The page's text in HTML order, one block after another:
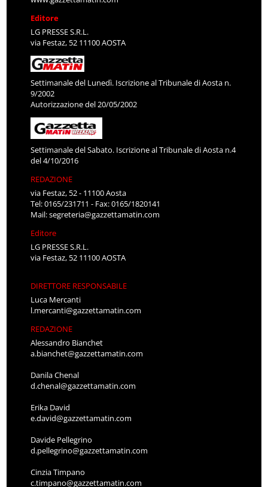
Editore
LG PRESSE S.R.L.
via Festaz, 52 11100 AOSTA
Settimanale del Lunedì. Iscrizione al Tribunale di Aosta n.
9/2002
Autorizzazione del 20/05/2002
Settimanale del Sabato. Iscrizione al Tribunale di Aosta n.4
del 4/10/2016
REDAZIONE
via Festaz, 52 - 11100 Aosta
Tel: 0165/231711 - Fax: 0165/1820141
Mail:segreteria@gazzettamatin.com
Editore
LG PRESSE S.R.L.
via Festaz, 52 11100 AOSTA
DIRETTORE RESPONSABILE
Luca Mercanti
l.mercanti@gazzettamatin.com
REDAZIONE
Alessandro Bianchet
a.bianchet@gazzettamatin.com
Danila Chenal
d.chenal@gazzettamatin.com
Erika David
e.david@gazzettamatin.com
Davide Pellegrino
d.pellegrino@gazzettamatin.com
Cinzia Timpano
c.timpano@gazzettamatin.com